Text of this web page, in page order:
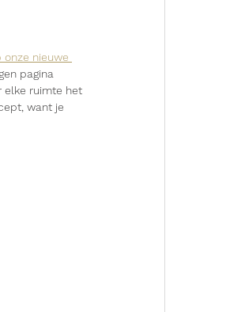
onze nieuwe
pagina
elke ruimte het
want je